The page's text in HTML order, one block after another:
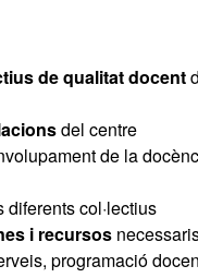
de qualitat docent
del centre
de la
diferents col·lectius
i recursos
programació